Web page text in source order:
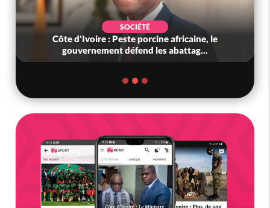
SOCIÉTÉ
Côte d'Ivoire : Peste porcine africaine, le
gouvernement défend les abattag...